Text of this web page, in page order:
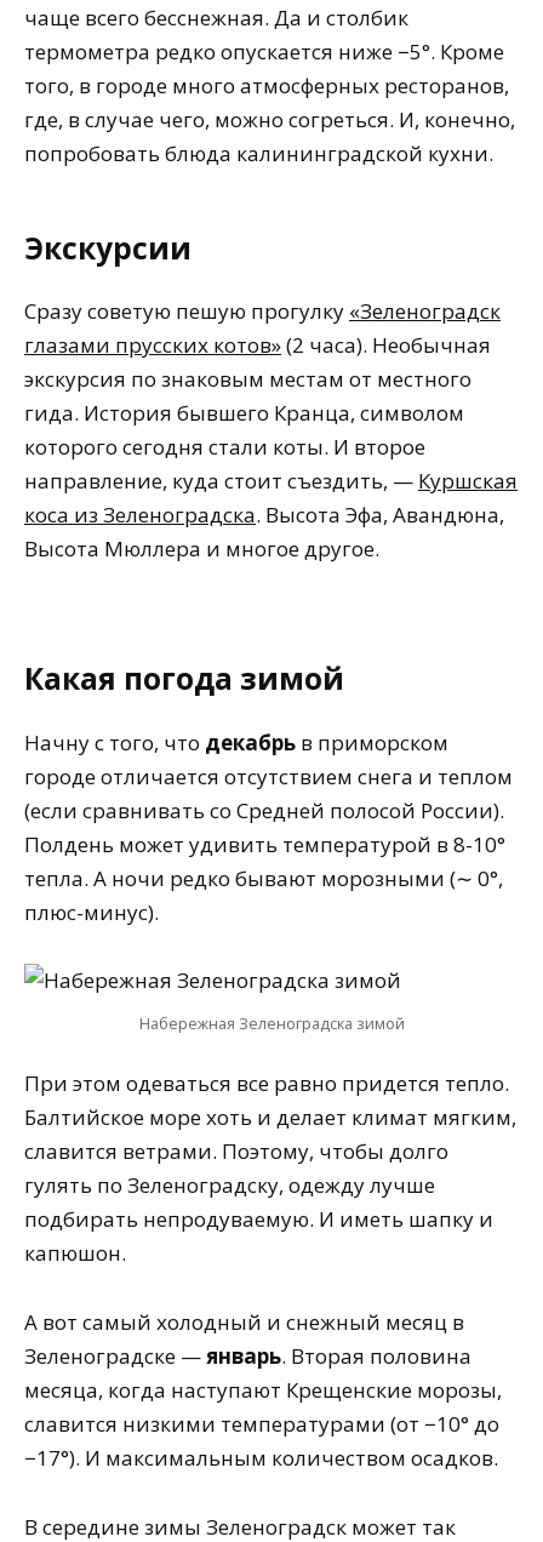
чаще всего бесснежная. Да и столбик
термометра редко опускается ниже −5°. Кроме
того, в городе много атмосферных ресторанов,
где, в случае чего, можно согреться. И, конечно,
попробовать блюда калининградской кухни.
Экскурсии
Сразу советую пешую прогулку «Зеленоградск
глазами прусских котов»(2 часа). Необычная
экскурсия по знаковым местам от местного
гида. История бывшего Кранца, символом
которого сегодня стали коты. И второе
направление, куда стоит съездить, — Куршская
коса из Зеленоградска. Высота Эфа, Авандюна,
Высота Мюллера и многое другое.
Какая погода зимой
Начну с того, что декабрь в приморском
городе отличается отсутствием снега и теплом
(если сравнивать со Средней полосой России).
Полдень может удивить температурой в 8-10°
тепла. А ночи редко бывают морозными (∼ 0°,
плюс-минус).
Набережная Зеленоградска зимой
При этом одеваться все равно придется тепло.
Балтийское море хоть и делает климат мягким,
славится ветрами. Поэтому, чтобы долго
гулять по Зеленоградску, одежду лучше
подбирать непродуваемую. И иметь шапку и
капюшон.
А вот самый холодный и снежный месяц в
Зеленоградске —январь. Вторая половина
месяца, когда наступают Крещенские морозы,
славится низкими температурами (от −10° до
−17°). И максимальным количеством осадков.
В середине зимы Зеленоградск может так